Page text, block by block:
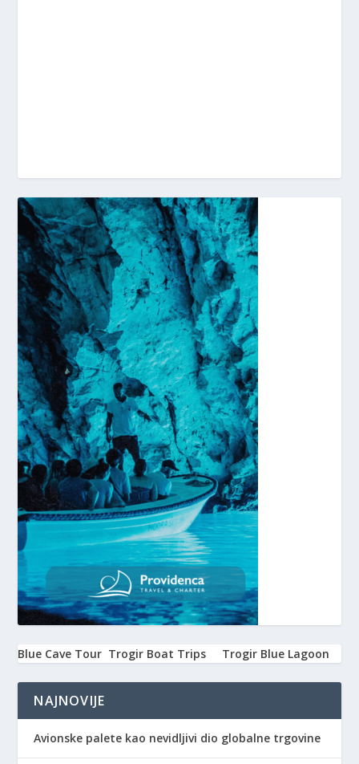
Blue Cave Tour Trogir Boat Trips Trogir Blue Lagoon
NAJNOVIJE
Avionske palete kao nevidljivi dio globalne trgovine